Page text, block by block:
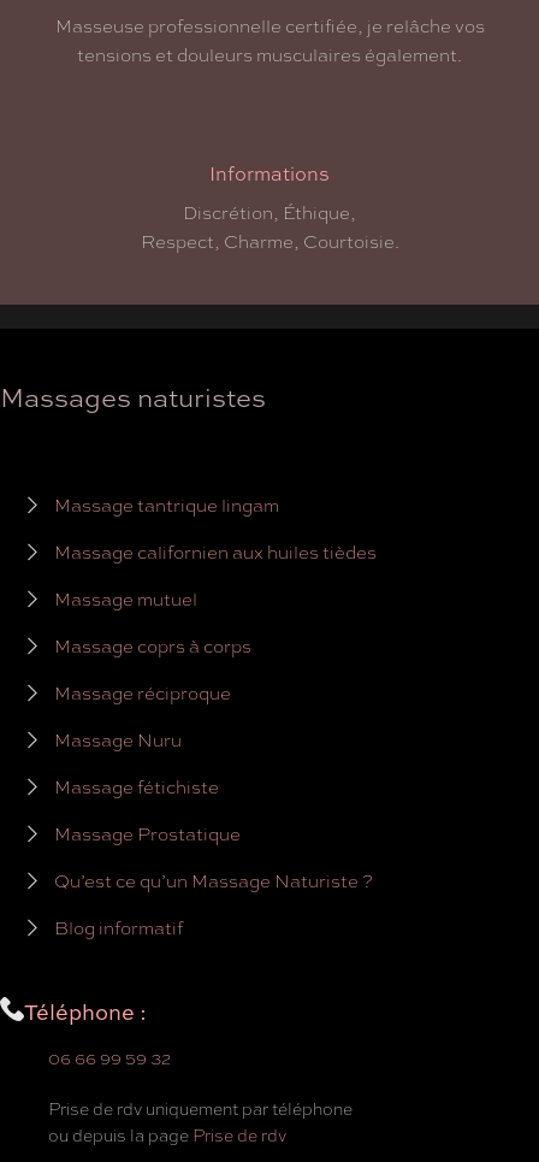
Masseuse professionnelle certifiée, je relâche vos
tensions et douleurs musculaires également.
Informations
Discrétion, Éthique,
Respect, Charme, Courtoisie.
Téléphone :
06 66 99 59 32
Prise de rdv uniquement par téléphone
ou depuis la page Prise de rdv
Massages naturistes
Massage tantrique lingam
Massage californien aux huiles tièdes
Massage mutuel
Massage coprs à corps
Massage réciproque
Massage Nuru
Massage fétichiste
Massage Prostatique
Qu’est ce qu’un Massage Naturiste ?
Blog informatif